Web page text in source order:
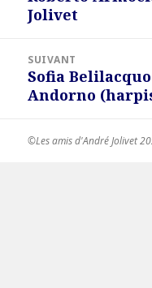
Jolivet
SUIVANT
Article
suivant :
Sofia
Andorno
©Les amis d'André Jolivet